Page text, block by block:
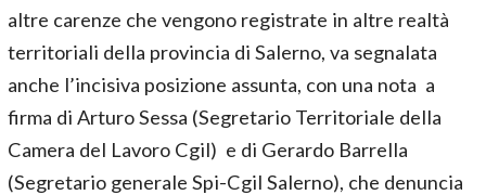
altre carenze che vengono registrate in altre realtà
territoriali della provincia di Salerno, va segnalata
anche l’incisiva posizione assunta, con una nota a
firma di Arturo Sessa (Segretario Territoriale della
Camera del Lavoro Cgil) e di Gerardo Barrella
(Segretario generale Spi-Cgil Salerno), che denuncia